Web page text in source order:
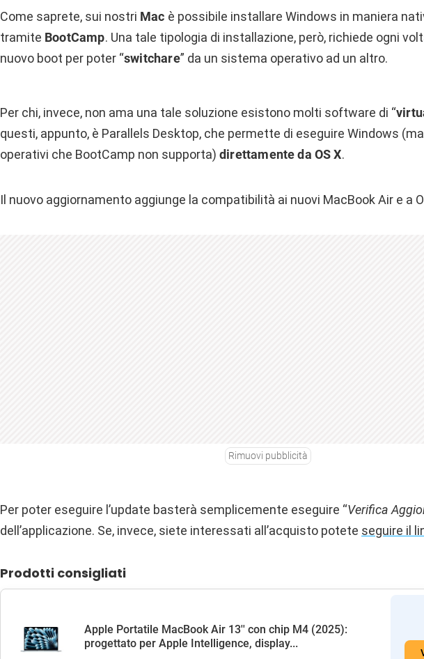
Come saprete, sui nostri Mac è possibile installare Windows in maniera
tramite BootCamp. Una tale tipologia di installazione, però, richiede ogni
nuovo boot per poter “switchare” da un sistema operativo ad un altro.
Per chi, invece, non ama una tale soluzione esistono molti software di “
questi, appunto, è Parallels Desktop, che permette di eseguire Windows
operativi che BootCamp non supporta) direttamente da OS X.
Il nuovo aggiornamento aggiunge la compatibilità ai nuovi MacBook Air e a
Rimuovi pubblicità
Per poter eseguire l’update basterà semplicemente eseguire “Verifica
dell’applicazione. Se, invece, siete interessati all’acquisto potete seguire il
Prodotti consigliati
Apple Portatile MacBook Air 13'' con chip M4 (2025):
progettato per Apple Intelligence, display...